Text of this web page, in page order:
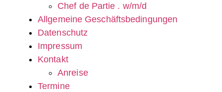
Chef de Partie . w/m/d
Allgemeine Geschäftsbedingungen
Datenschutz
Impressum
Kontakt
Anreise
Termine